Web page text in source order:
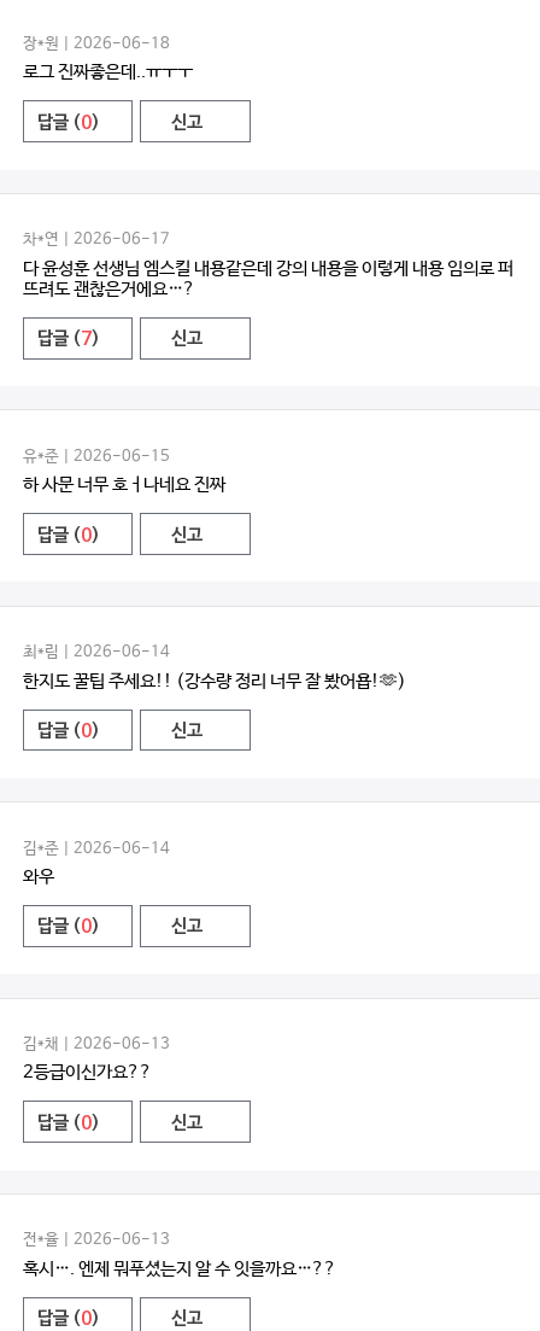
장*원 | 2026-06-18
로그 진짜좋은데..ㅠㅜㅜ
답글 (0) 신고
차*연 | 2026-06-17
다 윤성훈 선생님 엠스킬 내용같은데 강의 내용을 이렇게 내용 임의로 퍼
뜨려도 괜찮은거에요…?
답글 (7) 신고
유*준 | 2026-06-15
하 사문 너무 호ㅓ나네요 진짜
답글 (0) 신고
최*림 | 2026-06-14
한지도 꿀팁 주세요!! (강수량 정리 너무 잘 봤어욥!🫶)
답글 (0) 신고
김*준 | 2026-06-14
와우
답글 (0) 신고
김*채 | 2026-06-13
2등급이신가요??
답글 (0) 신고
전*율 | 2026-06-13
혹시…. 엔제 뭐푸셨는지 알 수 잇을까요…??
답글 (0) 신고